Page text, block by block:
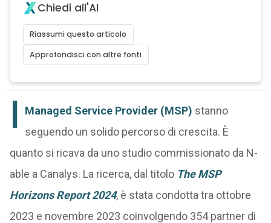
Chiedi all'AI
Riassumi questo articolo
Approfondisci con altre fonti
I Managed Service Provider (MSP) stanno
seguendo un solido percorso di crescita. È
quanto si ricava da uno studio commissionato da N-
able a Canalys. La ricerca, dal titolo The MSP
Horizons Report 2024, è stata condotta tra ottobre
2023 e novembre 2023 coinvolgendo 354 partner di